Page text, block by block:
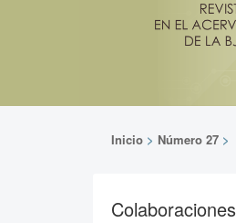
Inicio > Número 27 >